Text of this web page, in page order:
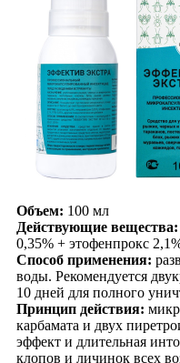
Объем: 100 мл
Действующие вещества:
0,35% + этофенпрокс
Способ применения:
воды. Рекомендуется
10 дней для полного
Принцип действия:
карбамата и двух
эффект и длительная
клопов и личинок всех